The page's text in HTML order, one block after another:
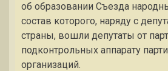
об образовании Съезда
состав которого, наряду с
страны, вошли депутаты от
подконтрольных аппарату
организаций.